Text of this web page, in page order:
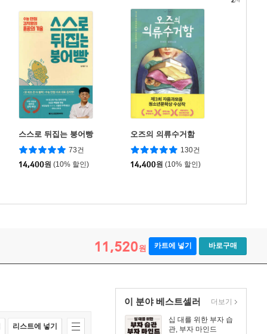
스스로 뒤집는 붕어빵
73건
14,400원 (10% 할인)
오즈의 의류수거함
130건
14,400원 (10% 할인)
11,520원 카트에 넣기 바로구매
이 분야 베스트셀러
십 대를 위한 부자 습
관, 부자 마인드
더보기
리스트에 넣기